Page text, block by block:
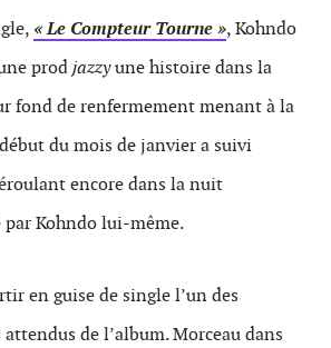
« Le Compteur Tourne », Kohndo
prodjazzyune histoire dans la
fond de renfermement menant à la
du mois de janvier a suivi
encore dans la nuit
Kohndo lui-même.
en guise de single l’un des
de l’album. Morceau dans